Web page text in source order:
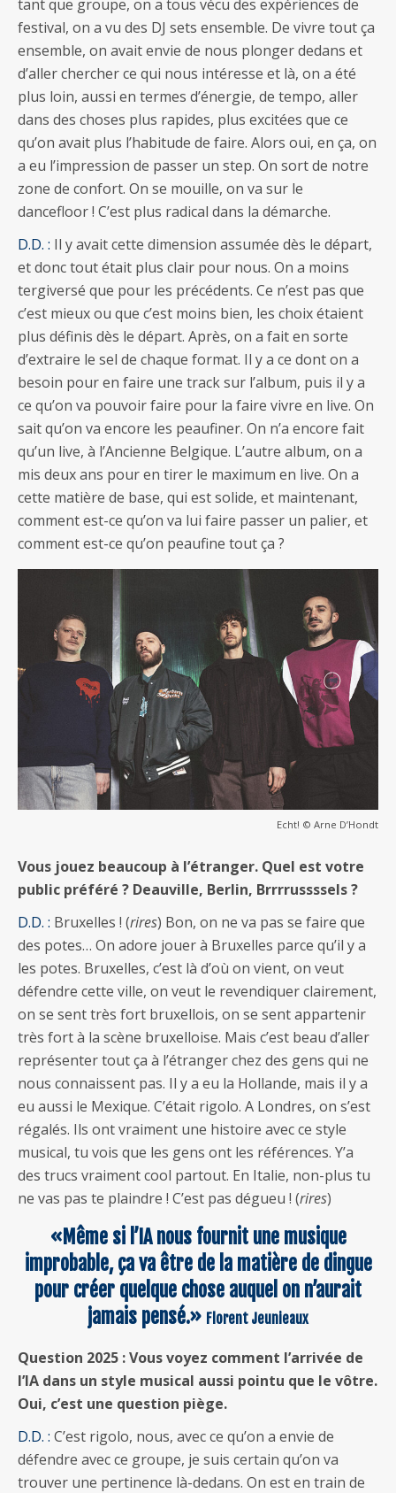
tant que groupe, on a tous vécu des expériences de
festival, on a vu des DJ sets ensemble. De vivre tout ça
ensemble, on avait envie de nous plonger dedans et
d’aller chercher ce qui nous intéresse et là, on a été
plus loin, aussi en termes d’énergie, de tempo, aller
dans des choses plus rapides, plus excitées que ce
qu’on avait plus l’habitude de faire. Alors oui, en ça, on
a eu l’impression de passer un step. On sort de notre
zone de confort. On se mouille, on va sur le
dancefloor ! C’est plus radical dans la démarche.
D.D. : Il y avait cette dimension assumée dès le départ,
et donc tout était plus clair pour nous. On a moins
tergiversé que pour les précédents. Ce n’est pas que
c’est mieux ou que c’est moins bien, les choix étaient
plus définis dès le départ. Après, on a fait en sorte
d’extraire le sel de chaque format. Il y a ce dont on a
besoin pour en faire une track sur l’album, puis il y a
ce qu’on va pouvoir faire pour la faire vivre en live. On
sait qu’on va encore les peaufiner. On n’a encore fait
qu’un live, à l’Ancienne Belgique. L’autre album, on a
mis deux ans pour en tirer le maximum en live. On a
cette matière de base, qui est solide, et maintenant,
comment est-ce qu’on va lui faire passer un palier, et
comment est-ce qu’on peaufine tout ça ?
Echt! © Arne D’Hondt
Vous jouez beaucoup à l’étranger. Quel est votre
public préféré ? Deauville, Berlin, Brrrrussssels ?
D.D. : Bruxelles ! (rires) Bon, on ne va pas se faire que
des potes… On adore jouer à Bruxelles parce qu’il y a
les potes. Bruxelles, c’est là d’où on vient, on veut
défendre cette ville, on veut le revendiquer clairement,
on se sent très fort bruxellois, on se sent appartenir
très fort à la scène bruxelloise. Mais c’est beau d’aller
représenter tout ça à l’étranger chez des gens qui ne
nous connaissent pas. Il y a eu la Hollande, mais il y a
eu aussi le Mexique. C’était rigolo. A Londres, on s’est
régalés. Ils ont vraiment une histoire avec ce style
musical, tu vois que les gens ont les références. Y’a
des trucs vraiment cool partout. En Italie, non-plus tu
ne vas pas te plaindre ! C’est pas dégueu ! (rires)
«Même si l’IA nous fournit une musique
improbable, ça va être de la matière de dingue
pour créer quelque chose auquel on n’aurait
jamais pensé.» Florent Jeunieaux
Question 2025 : Vous voyez comment l’arrivée de
l’IA dans un style musical aussi pointu que le vôtre.
Oui, c’est une question piège.
D.D. : C’est rigolo, nous, avec ce qu’on a envie de
défendre avec ce groupe, je suis certain qu’on va
trouver une pertinence là-dedans. On est en train de